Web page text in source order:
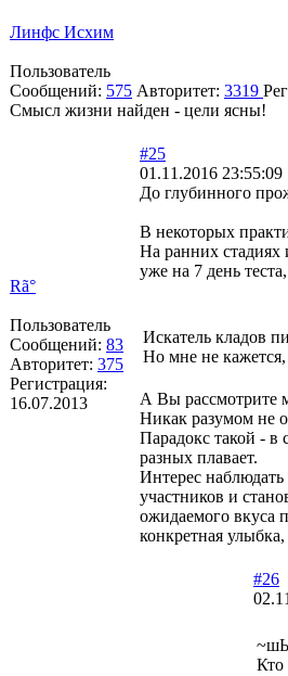
Линфс Исхим
Пользователь
Сообщений: 575 Авторитет: 3319
Смысл жизни найден - цели ясны!
Rã°
Пользователь
Сообщений: 83
Авторитет: 375
Регистрация:
16.07.2013
#25
01.11.2016 23:55:09
До глубинного
В некоторых
На ранних стадиях
уже на 7 день
Искатель кладов
Но мне не
А Вы рассмотрите
Никак разумом не
Парадокс такой - в
разных плавает.
Интерес
участников и
ожидаемого вкуса
конкретная
#26
Кто